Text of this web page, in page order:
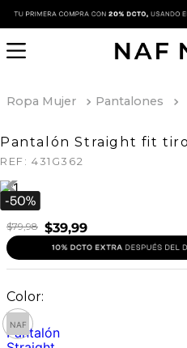
Ropa Mujer Pantalones
Pantalón Straight fit
REF: 431G362
$79,98 $39,99